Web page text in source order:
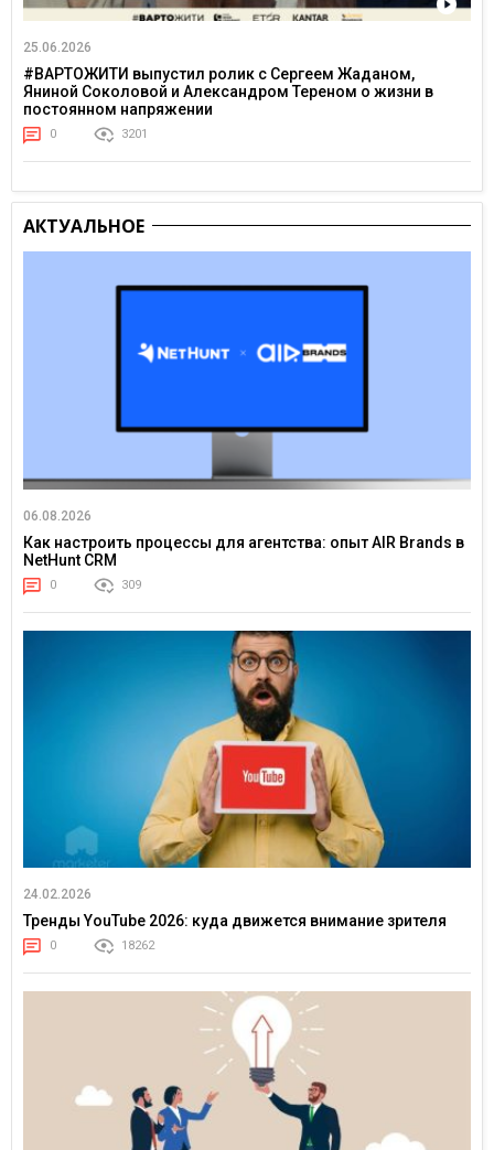
25.06.2026
#ВАРТОЖИТИ выпустил ролик с Сергеем Жаданом,
Яниной Соколовой и Александром Тереном о жизни в
постоянном напряжении
0 3201
АКТУАЛЬНОЕ
06.08.2026
Как настроить процессы для агентства: опыт AIR Brands в
NetHunt CRM
0 309
24.02.2026
Тренды YouTube 2026: куда движется внимание зрителя
0 18262